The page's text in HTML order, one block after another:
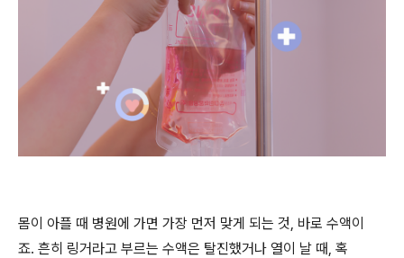
몸이 아플 때 병원에 가면 가장 먼저 맞게 되는 것, 바로 수액이
죠. 흔히 링거라고 부르는 수액은 탈진했거나 열이 날 때, 혹